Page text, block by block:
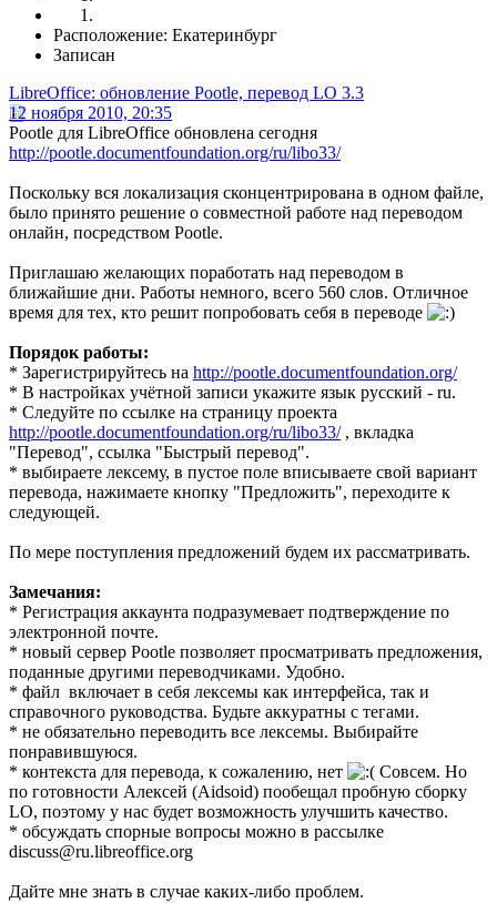
Расположение: Екатеринбург
Записан
LibreOffice: обновление Pootle, перевод LO 3.3
12 ноября 2010, 20:35
Pootle для LibreOffice обновлена сегодня
http://pootle.documentfoundation.org/ru/libo33/
Поскольку вся локализация сконцентрирована в одном файле,
было принято решение о совместной работе над переводом
онлайн, посредством Pootle.
Приглашаю желающих поработать над переводом в
ближайшие дни. Работы немного, всего 560 слов. Отличное
время для тех, кто решит попробовать себя в переводе
Порядок работы:
* Зарегистрируйтесь на http://pootle.documentfoundation.org/
* В настройках учётной записи укажите язык русский - ru.
* Следуйте по ссылке на страницу проекта
http://pootle.documentfoundation.org/ru/libo33/, вкладка
"Перевод", ссылка "Быстрый перевод".
* выбираете лексему, в пустое поле вписываете свой вариант
перевода, нажимаете кнопку "Предложить", переходите к
следующей.
По мере поступления предложений будем их рассматривать.
Замечания:
* Регистрация аккаунта подразумевает подтверждение по
электронной почте.
* новый сервер Pootle позволяет просматривать предложения,
поданные другими переводчиками. Удобно.
* файл включает в себя лексемы как интерфейса, так и
справочного руководства. Будьте аккуратны с тегами.
* не обязательно переводить все лексемы. Выбирайте
понравившуюся.
* контекста для перевода, к сожалению, нет
Совсем. Но
по готовности Алексей (Aidsoid) пообещал пробную сборку
LO, поэтому у нас будет возможность улучшить качество.
* обсуждать спорные вопросы можно в рассылке
discuss@ru.libreoffice.org
Дайте мне знать в случае каких-либо проблем.